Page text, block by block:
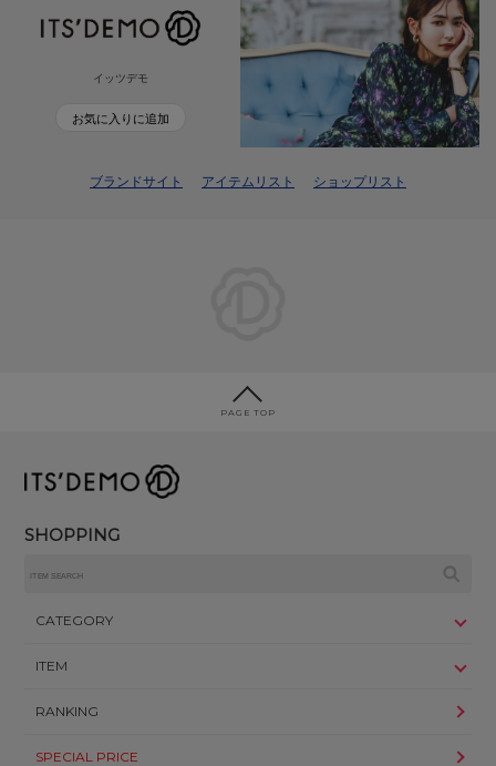
イッツデモ
お気に入りに追加
ブランドサイト アイテムリスト ショップリスト
PAGE TOP
SHOPPING
CATEGORY
ITEM
RANKING
SPECIAL PRICE